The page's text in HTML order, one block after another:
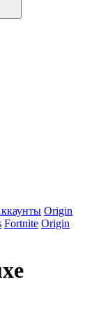
Origin
Fortnite Origin